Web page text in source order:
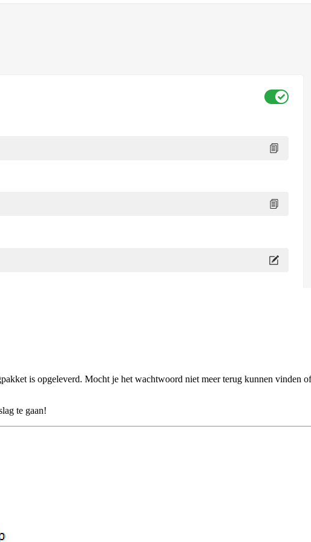
is opgeleverd. Mocht je het wachtwoord niet meer terug kunnen vinden
te gaan!